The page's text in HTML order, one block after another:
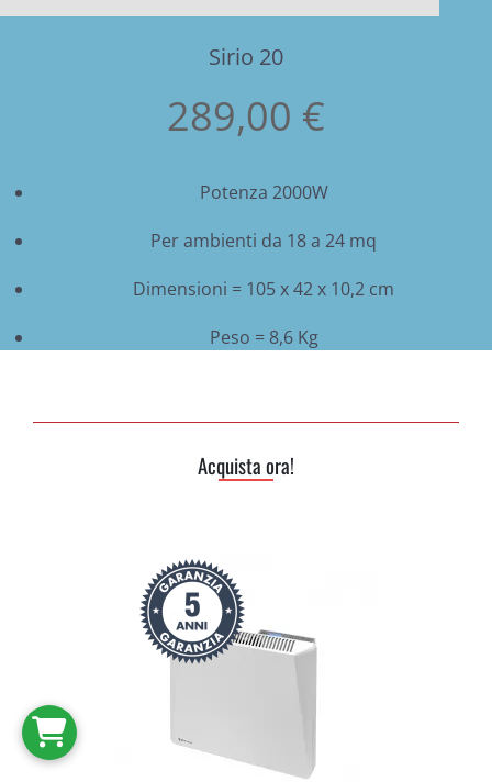
Sirio 20
289,00 €
Potenza 2000W
Per ambienti da 18 a 24 mq
Dimensioni = 105 x 42 x 10,2 cm
Peso = 8,6 Kg
Acquista ora!